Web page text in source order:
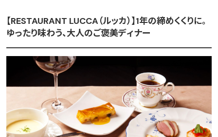
【RESTAURANT LUCCA（ルッカ）】1年の締めくくりに。
ゆったり味わう、大人のご褒美ディナー